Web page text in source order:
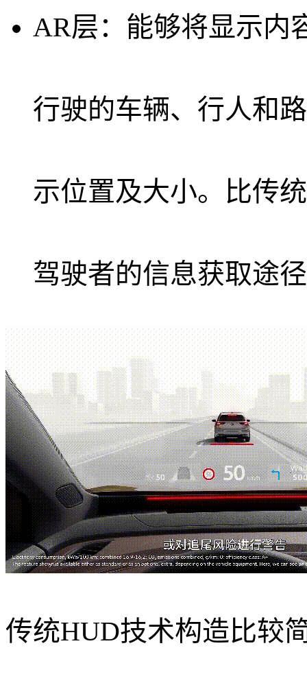
AR层 ：能够将显示内
行驶的车辆、行人和
示位置及大小。比传
驾驶者的信息获取途
传统HUD技术构造比较